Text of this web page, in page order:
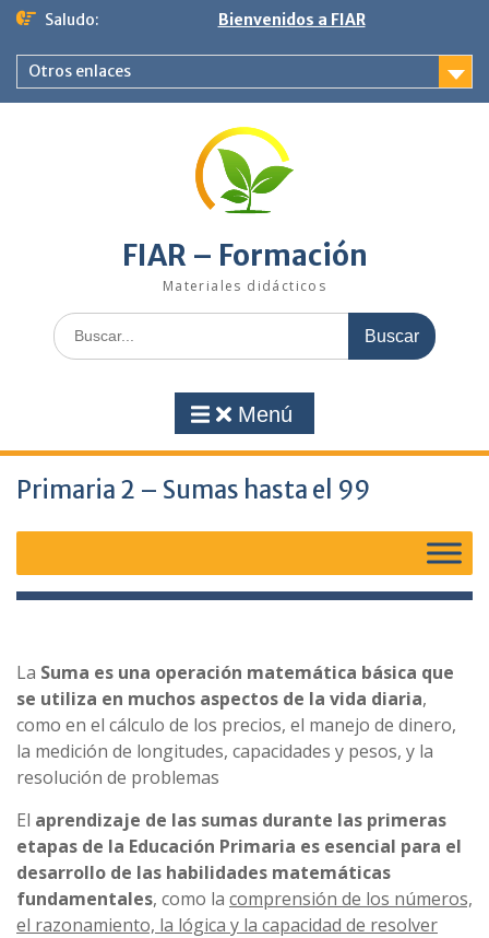
Saltar
contenido
Saludo: Bienvenidos a FIAR
Otros enlaces
FIAR – Formación
Materiales didácticos
Buscar:
Menú
Primaria 2 – Sumas hasta el 99
La Suma es una operación matemática básica que
se utiliza en muchos aspectos de la vida diaria,
como en el cálculo de los precios, el manejo de dinero,
la medición de longitudes, capacidades y pesos, y la
resolución de problemas
El aprendizaje de las sumas durante las primeras
etapas de la Educación Primaria es esencial para el
desarrollo de las habilidades matemáticas
fundamentales, como la comprensión de los números,
el razonamiento, la lógica y la capacidad de resolver